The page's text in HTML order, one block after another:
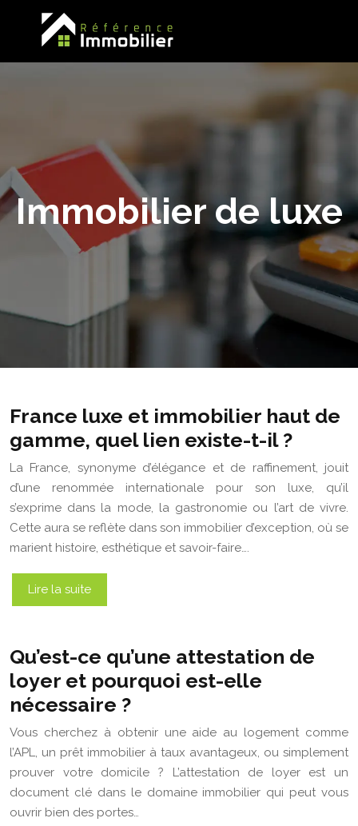
Immobilier de luxe
France luxe et immobilier haut de
gamme, quel lien existe-t-il ?
La France, synonyme d’élégance et de raffinement, jouit
d’une renommée internationale pour son luxe, qu’il
s’exprime dans la mode, la gastronomie ou l’art de vivre.
Cette aura se reflète dans son immobilier d’exception, où se
marient histoire, esthétique et savoir-faire….
Lire la suite
Qu’est-ce qu’une attestation de
loyer et pourquoi est-elle
nécessaire ?
Vous cherchez à obtenir une aide au logement comme
l’APL, un prêt immobilier à taux avantageux, ou simplement
prouver votre domicile ? L’attestation de loyer est un
document clé dans le domaine immobilier qui peut vous
ouvrir bien des portes…